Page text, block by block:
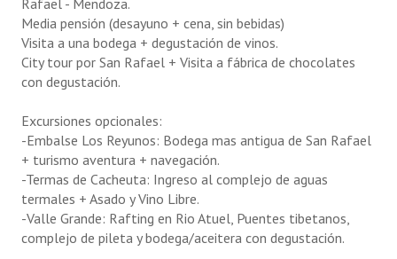
Galería de videos
Información general
la 15 D
BENEFICIOS MÉDICOS
Media pensión (desayuno + cena, sin bebidas)
Visita a una bodega + degustación de vinos.
City tour por San Rafael + Visita a fábrica de chocolates
con degustación.
Excursiones opcionales:
-Embalse Los Reyunos: Bodega mas antigua de San Rafael
+ turismo aventura + navegación.
-Termas de Cacheuta: Ingreso al complejo de aguas
termales + Asado y Vino Libre.
-Valle Grande: Rafting en Rio Atuel, Puentes tibetanos,
complejo de pileta y bodega/aceitera con degustación.